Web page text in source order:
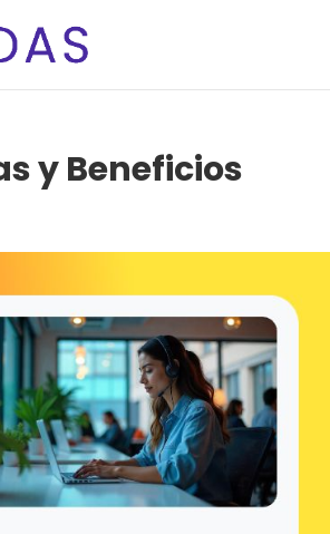
y Beneficios